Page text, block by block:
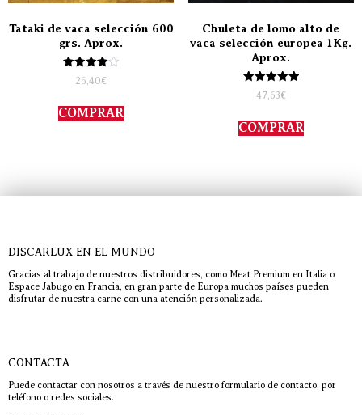
Tataki de vaca selección 600
grs. Aprox.
Valorado
con
de 5
26,40€
COMPRAR
Chuleta de lomo alto de
vaca selección europea 1Kg.
Aprox.
Valorado
con
de 5
47,63€
COMPRAR
DISCARLUX EN EL MUNDO
Gracias al trabajo de nuestros distribuidores, como Meat Premium en Italia o
Espace Jabugo en Francia, en gran parte de Europa muchos países pueden
disfrutar de nuestra carne con una atención personalizada.
CONTACTA
Puede contactar con nosotros a través de nuestro formulario de contacto, por
teléfono o redes sociales.